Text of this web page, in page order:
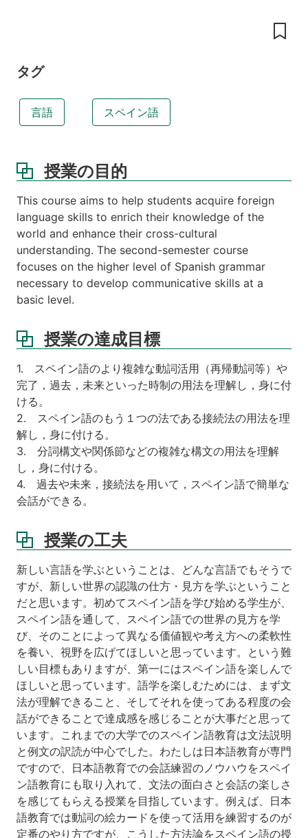
辞
書
本
授
関
す
る
Web
ペ
ー
ジ
義
資
料
タグ
言語 スペイン語
授業の目的
This course aims to help students acquire foreign
language skills to enrich their knowledge of the
world and enhance their cross-cultural
understanding. The second-semester course
focuses on the higher level of Spanish grammar
necessary to develop communicative skills at a
basic level.
授業の達成目標
1. スペイン語のより複雑な動詞活用（再帰動詞等）や
完了，過去，未来といった時制の用法を理解し，身に付
ける。
2. スペイン語のもう１つの法である接続法の用法を理
解し，身に付ける。
3. 分詞構文や関係節などの複雑な構文の用法を理解
し，身に付ける。
4. 過去や未来，接続法を用いて，スペイン語で簡単な
会話ができる。
授業の工夫
新しい言語を学ぶということは、どんな言語でもそうで
すが、新しい世界の認識の仕方・見方を学ぶということ
だと思います。初めてスペイン語を学び始める学生が、
スペイン語を通して、スペイン語での世界の見方を学
び、そのことによって異なる価値観や考え方への柔軟性
を養い、視野を広げてほしいと思っています。という難
しい目標もありますが、第一にはスペイン語を楽しんで
ほしいと思っています。語学を楽しむためには、まず文
法が理解できること、そしてそれを使ってある程度の会
話ができることで達成感を感じることが大事だと思って
います。これまでの大学でのスペイン語教育は文法説明
と例文の訳読が中心でした。わたしは日本語教育が専門
ですので、日本語教育での会話練習のノウハウをスペイ
ン語教育にも取り入れて、文法の面白さと会話の楽しさ
を感じてもらえる授業を目指しています。例えば、日本
語教育では動詞の絵カードを使って活用を練習するのが
定番のやり方ですが、こうした方法論をスペイン語の授